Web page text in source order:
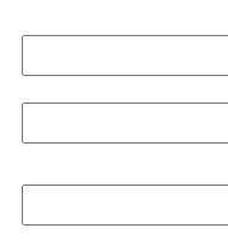
أبراج
سيارات